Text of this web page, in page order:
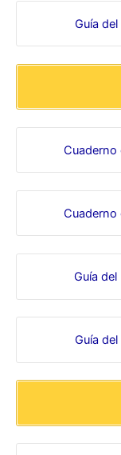
Guía
Cuaderno
Cuaderno
Guía
Guía